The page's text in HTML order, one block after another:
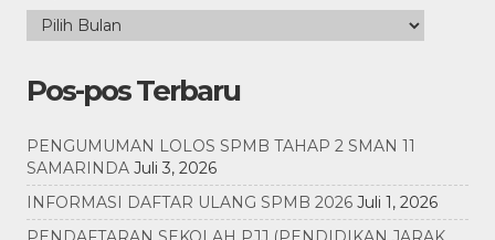
Pos-pos Terbaru
PENGUMUMAN LOLOS SPMB TAHAP 2 SMAN 11
SAMARINDA Juli 3, 2026
INFORMASI DAFTAR ULANG SPMB 2026 Juli 1, 2026